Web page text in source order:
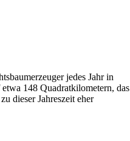
jedes Jahr in
148 Quadratkilometern, das
dieser Jahreszeit eher